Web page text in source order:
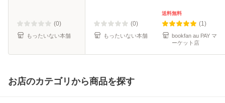
(0)
もったいない本舗
(0)
もったいない本舗
送料無料
(1)
bookfan au PAY マ
ーケット店
お店のカテゴリから商品を探す